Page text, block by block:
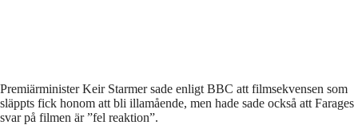
Premiärminister Keir Starmer sade enligt BBC att filmsekvensen som
släppts fick honom att bli illamående, men hade sade också att Farages
svar på filmen är ”fel reaktion”.